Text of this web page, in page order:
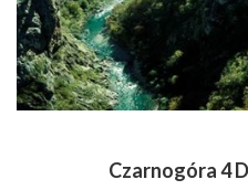
Czarnogóra 4